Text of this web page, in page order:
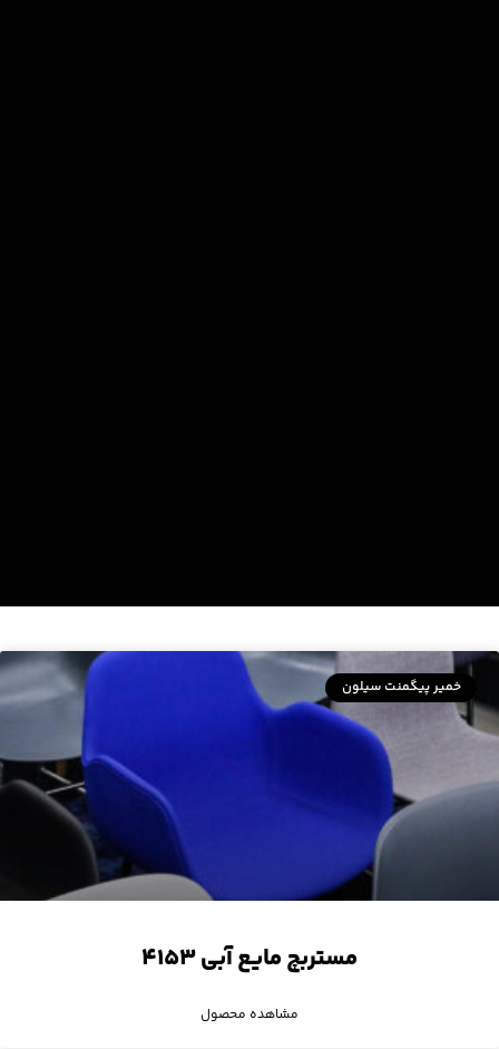
خمیر پیگمنت سیلون
مستربچ مایع آبی ۴۱۵۳
مشاهده محصول